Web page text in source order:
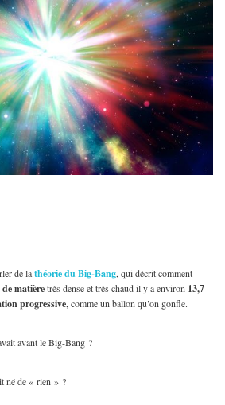
de lathéorie du Big-Bang, qui décrit comment
de matièretrès dense et très chaud il y a environ 13,7
progressive, comme un ballon qu’on gonfle.
avant le Big-Bang ?
né de « rien » ?